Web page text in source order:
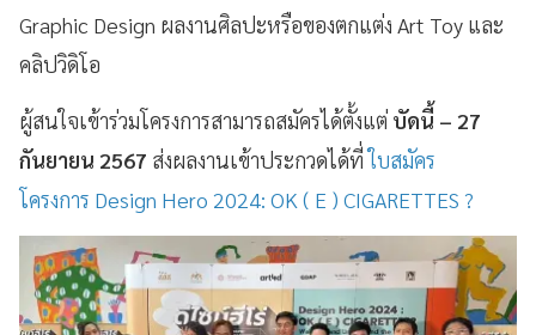
Graphic Design ผลงานศิลปะหรือของตกแต่ง Art Toy และ
คลิปวิดิโอ
ผู้สนใจเข้าร่วมโครงการสามารถสมัครได้ตั้งแต่ บัดนี้ – 27
กันยายน 2567 ส่งผลงานเข้าประกวดได้ที่ใบสมัคร
โครงการ Design Hero 2024: OK ( E ) CIGARETTES ?